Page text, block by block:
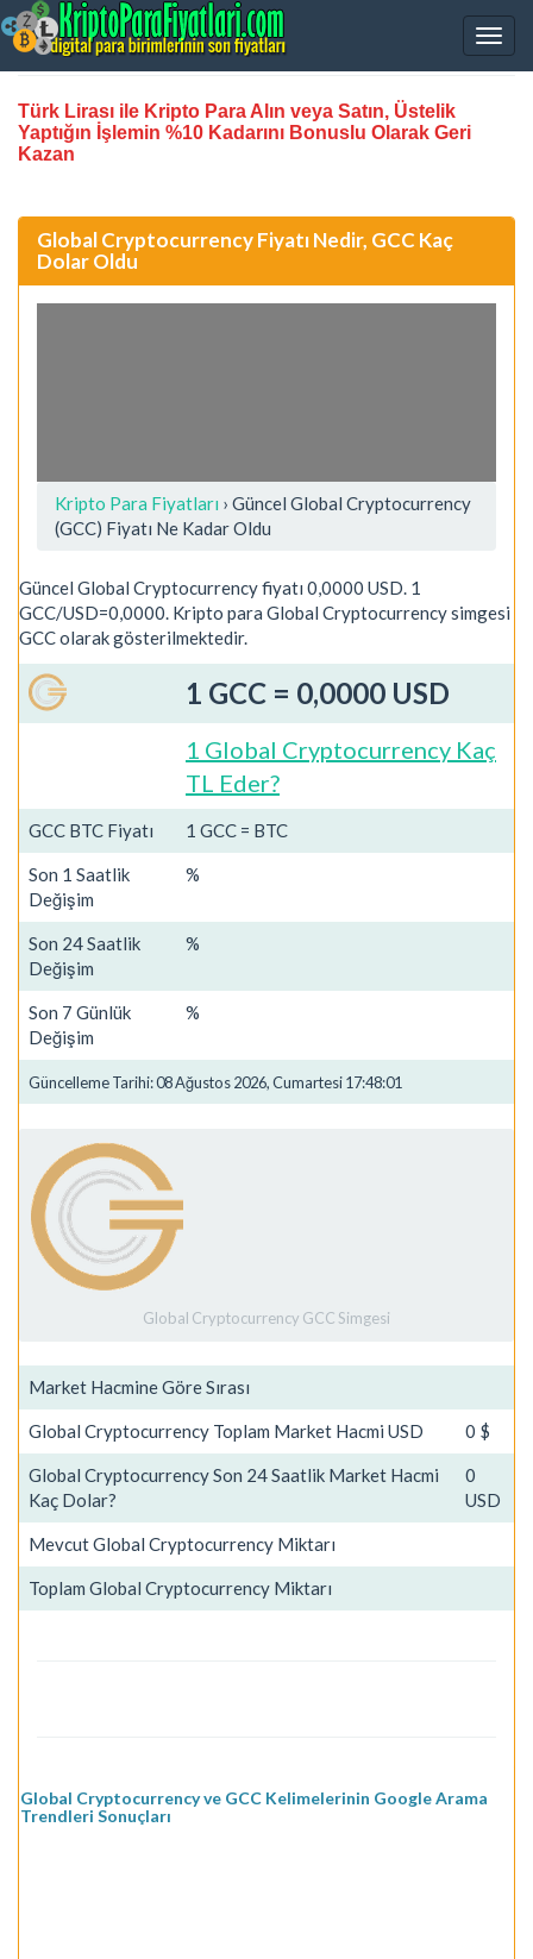
Türk Lirası ile Kripto Para Alın veya Satın, Üstelik
Yaptığın İşlemin %10 Kadarını Bonuslu Olarak Geri
Kazan
Global Cryptocurrency Fiyatı Nedir, GCC Kaç
Dolar Oldu
Kripto Para Fiyatları › Güncel Global Cryptocurrency
(GCC) Fiyatı Ne Kadar Oldu
Güncel Global Cryptocurrency fiyatı 0,0000 USD. 1
GCC/USD=0,0000. Kripto para Global Cryptocurrency simgesi
GCC olarak gösterilmektedir.
1 GCC = 0,0000 USD
1 Global Cryptocurrency Kaç
TL Eder?
GCC BTC Fiyatı 1 GCC = BTC
Son 1 Saatlik
Değişim
%
Son 24 Saatlik
Değişim
%
Son 7 Günlük
Değişim
%
Güncelleme Tarihi: 08 Ağustos 2026, Cumartesi 17:48:01
Global Cryptocurrency GCC Simgesi
Market Hacmine Göre Sırası
Global Cryptocurrency Toplam Market Hacmi USD 0 $
Global Cryptocurrency Son 24 Saatlik Market Hacmi
Kaç Dolar?
0
USD
Mevcut Global Cryptocurrency Miktarı
Toplam Global Cryptocurrency Miktarı
Global Cryptocurrency ve GCC Kelimelerinin Google Arama
Trendleri Sonuçları